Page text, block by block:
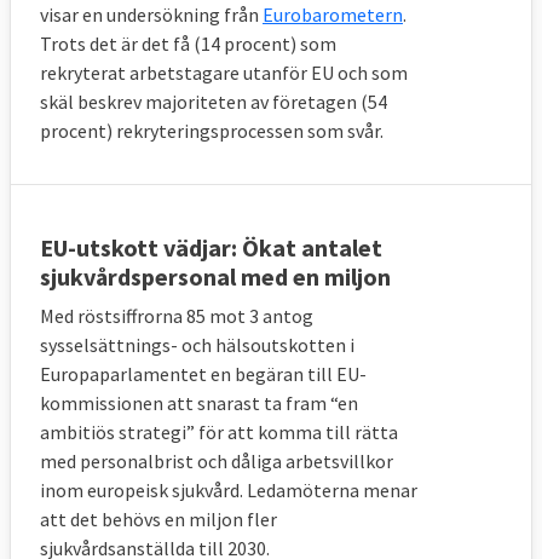
visar en undersökning från Eurobarometern.
Trots det är det få (14 procent) som
rekryterat arbetstagare utanför EU och som
skäl beskrev majoriteten av företagen (54
procent) rekryteringsprocessen som svår.
EU-utskott vädjar: Ökat antalet
sjukvårdspersonal med en miljon
Med röstsiffrorna 85 mot 3 antog
sysselsättnings- och hälsoutskotten i
Europaparlamentet en begäran till EU-
kommissionen att snarast ta fram “en
ambitiös strategi” för att komma till rätta
med personalbrist och dåliga arbetsvillkor
inom europeisk sjukvård. Ledamöterna menar
att det behövs en miljon fler
sjukvårdsanställda till 2030.